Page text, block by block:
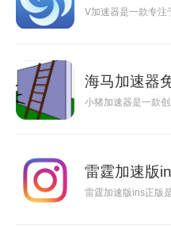
V加速器是一款专注
海马加速器
小猪加速器是一款
雷霆加速版
雷霆加速版ins正版